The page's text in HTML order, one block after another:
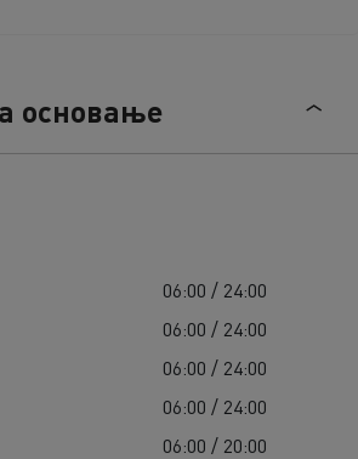
основање
06:00 / 24:00
06:00 / 24:00
06:00 / 24:00
06:00 / 24:00
06:00 / 20:00